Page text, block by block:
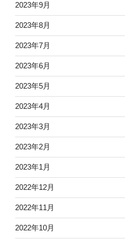
2023年9月
2023年8月
2023年7月
2023年6月
2023年5月
2023年4月
2023年3月
2023年2月
2023年1月
2022年12月
2022年11月
2022年10月